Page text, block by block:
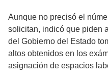
Aunque no precisó el
solicitan, indicó que piden
del Gobierno del Estado
altos obtenidos en los
asignación de espacios